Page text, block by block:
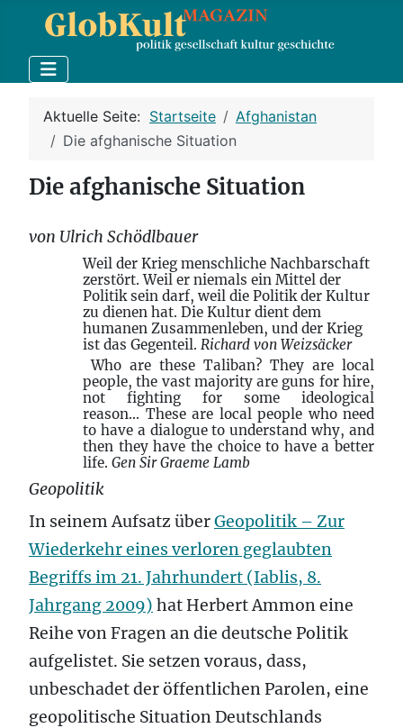
Aktuelle Seite: Startseite
Afghanistan
Die afghanische Situation
Die afghanische Situation
von Ulrich Schödlbauer
Weil der Krieg menschliche Nachbarschaft
zerstört. Weil er niemals ein Mittel der
Politik sein darf, weil die Politik der Kultur
zu dienen hat. Die Kultur dient dem
humanen Zusammenleben, und der Krieg
ist das Gegenteil. Richard von Weizsäcker
Who are these Taliban? They are local
people, the vast majority are guns for hire,
not fighting for some ideological
reason... These are local people who need
to have a dialogue to understand why, and
then they have the choice to have a better
life. Gen Sir Graeme Lamb
Geopolitik
In seinem Aufsatz überGeopolitik – Zur
Wiederkehr eines verloren geglaubten
Begriffs im 21. Jahrhundert (Iablis, 8.
Jahrgang 2009) hat Herbert Ammon eine
Reihe von Fragen an die deutsche Politik
aufgelistet. Sie setzen voraus, dass,
unbeschadet der öffentlichen Parolen, eine
geopolitische Situation Deutschlands